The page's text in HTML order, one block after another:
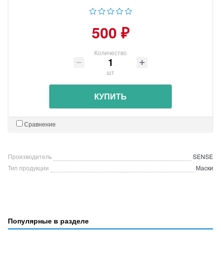
500 ₽
Количество
шт
КУПИТЬ
Сравнение
Производитель
SENSE
Тип продукции
Маски
Популярные в разделе